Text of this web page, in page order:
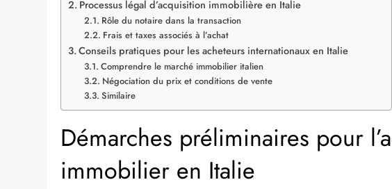
Processus légal d’acquisition immobilière en Italie
Rôle du notaire dans la transaction
Frais et taxes associés à l’achat
Conseils pratiques pour les acheteurs internationaux en Italie
Comprendre le marché immobilier italien
Négociation du prix et conditions de vente
Similaire
Démarches préliminaires pour
immobilier en Italie